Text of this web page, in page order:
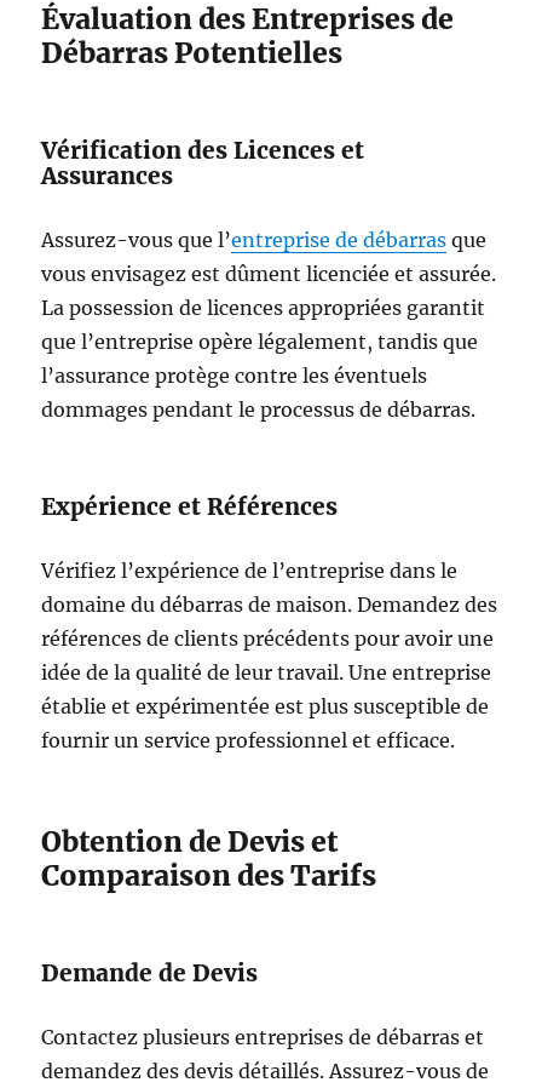
Évaluation des Entreprises de
Débarras Potentielles
Vérification des Licences et
Assurances
Assurez-vous que l’entreprise de débarras que
vous envisagez est dûment licenciée et assurée.
La possession de licences appropriées garantit
que l’entreprise opère légalement, tandis que
l’assurance protège contre les éventuels
dommages pendant le processus de débarras.
Expérience et Références
Vérifiez l’expérience de l’entreprise dans le
domaine du débarras de maison. Demandez des
références de clients précédents pour avoir une
idée de la qualité de leur travail. Une entreprise
établie et expérimentée est plus susceptible de
fournir un service professionnel et efficace.
Obtention de Devis et
Comparaison des Tarifs
Demande de Devis
Contactez plusieurs entreprises de débarras et
demandez des devis détaillés. Assurez-vous de